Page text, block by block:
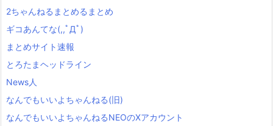
2ちゃんねるまとめるまとめ
ギコあんてな(,,ﾟДﾟ)
まとめサイト速報
とろたまヘッドライン
News人
なんでもいいよちゃんねる(旧)
なんでもいいよちゃんねるNEOのXアカウント